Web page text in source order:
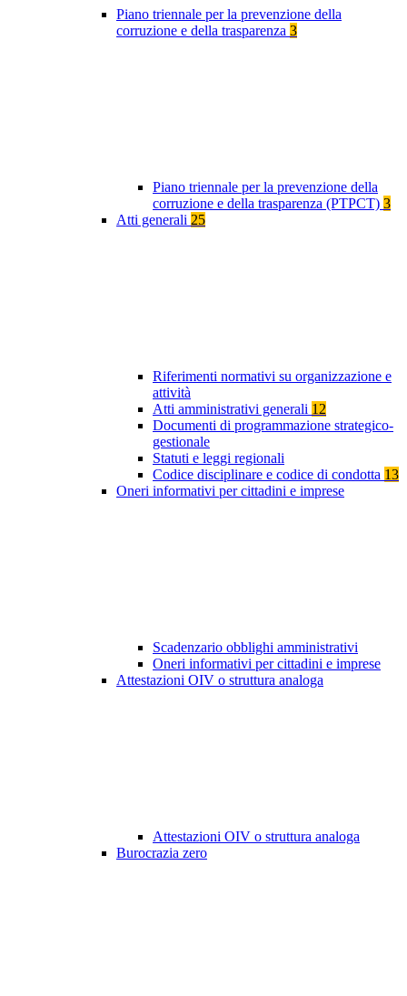
Piano triennale per la prevenzione della
corruzione e della trasparenza 3
Piano triennale per la prevenzione della
corruzione e della trasparenza (PTPCT) 3
Atti generali 25
Riferimenti normativi su organizzazione e
attività
Atti amministrativi generali 12
Documenti di programmazione strategico-
gestionale
Statuti e leggi regionali
Codice disciplinare e codice di condotta 13
Oneri informativi per cittadini e imprese
Scadenzario obblighi amministrativi
Oneri informativi per cittadini e imprese
Attestazioni OIV o struttura analoga
Attestazioni OIV o struttura analoga
Burocrazia zero